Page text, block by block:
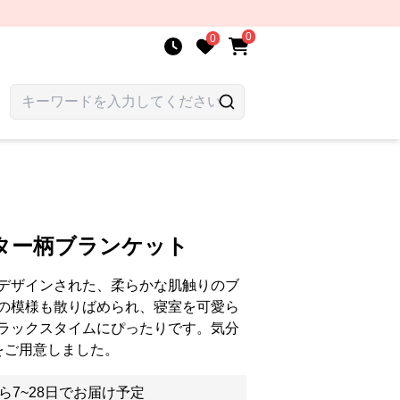
0 0
柄ブランケット
ザインされた、柔らかな肌触りのブ
模様も散りばめられ、寝室を可愛ら
ックスタイムにぴったりです。気分
用意しました。
7~28日でお届け予定